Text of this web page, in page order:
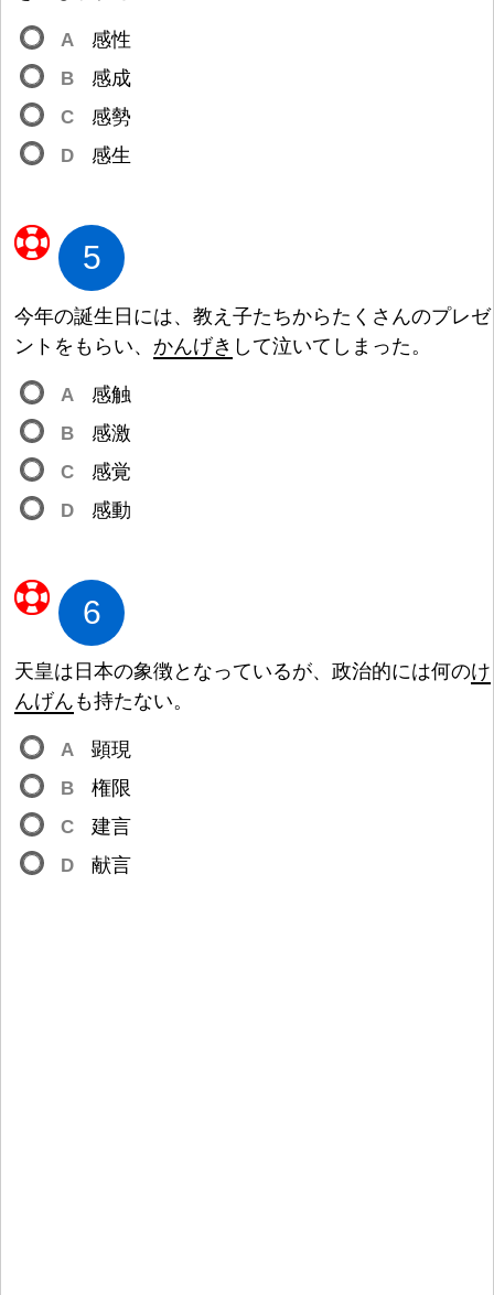
A 感性
B
感成
C
感勢
D
感生
5
今年の誕生 日 には、 教 え 子たちからたくさんのプレゼ
ントをもらい、 かんげき して泣いてしまった。
A 感触
B
感激
C
感覚
D
感動
6
天皇は 日 本の象徴 となっているが、 政治的には何のけ
んげん も持たない。
A 顕現
B
権限
C
建言
D
献言